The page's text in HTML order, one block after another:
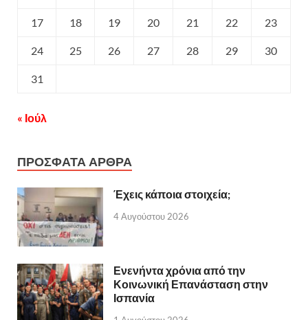
17 18 19 20 21 22 23
24 25 26 27 28 29 30
31
« Ιούλ
ΠΡΟΣΦΑΤΑ ΑΡΘΡΑ
Έχεις κάποια στοιχεία;
4 Αυγούστου 2026
Ενενήντα χρόνια από την
Κοινωνική Επανάσταση στην
Ισπανία